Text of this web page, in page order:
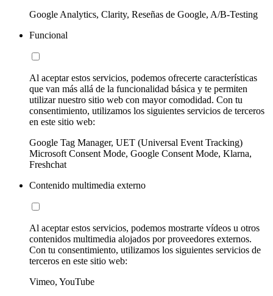
Google Analytics, Clarity, Reseñas de Google, A/B-Testing
Funcional
Al aceptar estos servicios, podemos ofrecerte características
que van más allá de la funcionalidad básica y te permiten
utilizar nuestro sitio web con mayor comodidad. Con tu
consentimiento, utilizamos los siguientes servicios de terceros
en este sitio web:
Google Tag Manager, UET (Universal Event Tracking)
Microsoft Consent Mode, Google Consent Mode, Klarna,
Freshchat
Contenido multimedia externo
Al aceptar estos servicios, podemos mostrarte vídeos u otros
contenidos multimedia alojados por proveedores externos.
Con tu consentimiento, utilizamos los siguientes servicios de
terceros en este sitio web:
Vimeo, YouTube